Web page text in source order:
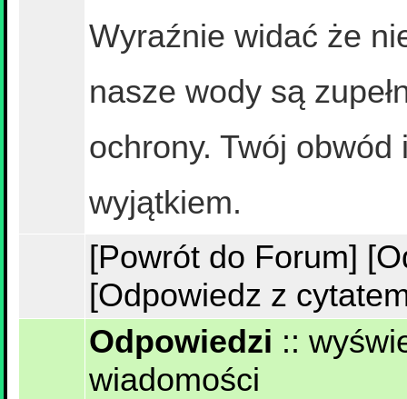
Wyraźnie widać że
nasze wody są
ochrony. Twój
wyjątkiem.
[Powrót do Forum]
[Odpowiedz z
Odpowiedzi ::
wiadomości